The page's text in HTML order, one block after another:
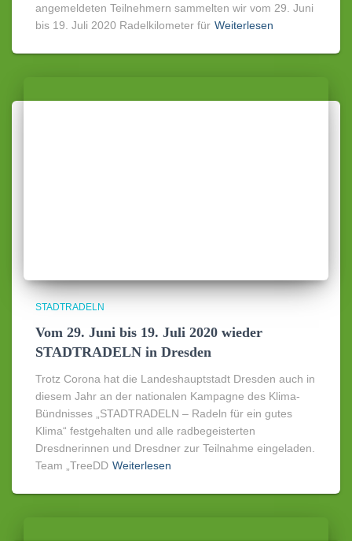
angemeldeten Teilnehmern sammelten wir vom 29. Juni
bis 19. Juli 2020 Radelkilometer für Weiterlesen
STADTRADELN
Vom 29. Juni bis 19. Juli 2020 wieder
STADTRADELN in Dresden
Trotz Corona hat die Landeshauptstadt Dresden auch in
diesem Jahr an der nationalen Kampagne des Klima-
Bündnisses „STADTRADELN – Radeln für ein gutes
Klima“ festgehalten und alle radbegeisterten
Dresdnerinnen und Dresdner zur Teilnahme eingeladen.
Team „TreeDD Weiterlesen